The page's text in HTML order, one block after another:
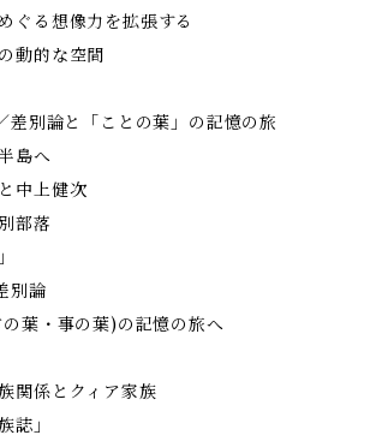
る想像力を拡張する
動的な空間
別論と「ことの葉」の記憶の旅
島へ
中上健次
部落
別論
葉・事の葉)の記憶の旅へ
関係とクィア家族
」